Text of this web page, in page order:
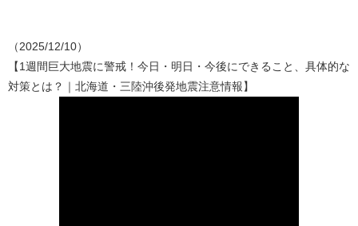
（2025/12/10）
【1週間巨大地震に警戒！今日・明日・今後にできること、具体的な
対策とは？｜北海道・三陸沖後発地震注意情報】